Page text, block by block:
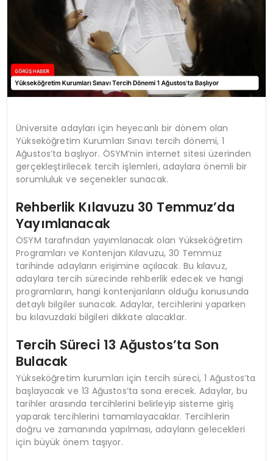
Üniversite adayları için heyecanlı bir dönem olan
Yükseköğretim Kurumları Sınavı tercih dönemi, 1
Ağustos’ta başlıyor. ÖSYM’nin internet sitesi üzerinden
gerçekleştirilecek tercih işlemleri, adaylara önemli bir
sorumluluk ve seçenekler sunacak.
Rehberlik Kılavuzu 30 Temmuz’da
Yayımlanacak
ÖSYM tarafından yayımlanacak olan Yükseköğretim
Programları ve Kontenjan Kılavuzu, 30 Temmuz
tarihinde adayların erişimine açılacak. Bu kılavuz,
adaylara tercih sürecinde rehberlik edecek ve hangi
programların, hangi kontenjanların olduğu konusunda
detaylı bilgiler sunacak. Adaylar, tercihlerini yaparken
bu kılavuzdaki bilgileri dikkate alacaklar.
Tercih Süreci 13 Ağustos’ta Son
Bulacak
Yükseköğretim kurumları için tercih süreci, 1 Ağustos’ta
başlayacak ve 13 Ağustos’ta sona erecek. Adaylar, bu
tarihler arasında tercihlerini belirleyip sisteme giriş
yaparak tercihlerini tamamlayacaklar. Tercihlerin
doğru ve zamanında yapılması, adayların gelecekleri
için büyük önem taşıyor.